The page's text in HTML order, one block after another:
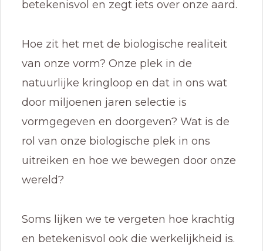
betekenisvol en zegt iets over onze aard.
Hoe zit het met de biologische realiteit
van onze vorm? Onze plek in de
natuurlijke kringloop en dat in ons wat
door miljoenen jaren selectie is
vormgegeven en doorgeven? Wat is de
rol van onze biologische plek in ons
uitreiken en hoe we bewegen door onze
wereld?
Soms lijken we te vergeten hoe krachtig
en betekenisvol ook die werkelijkheid is.